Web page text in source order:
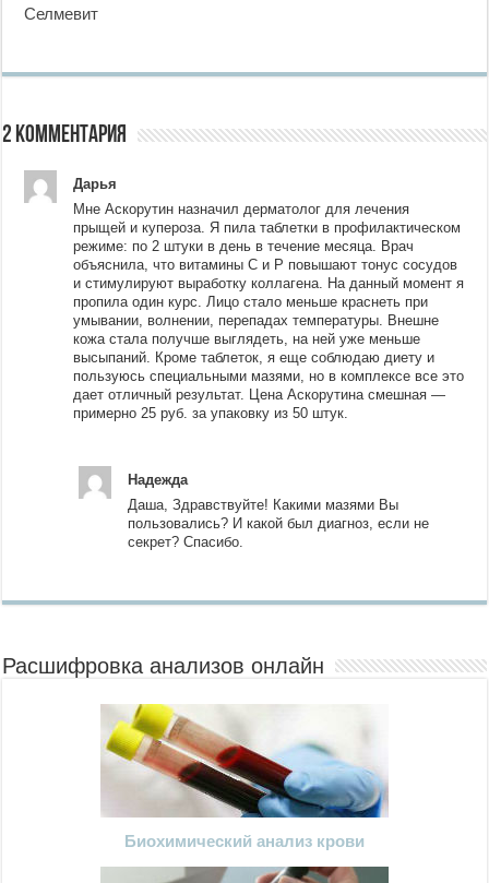
Селмевит
2 комментария
Дарья
Мне Аскорутин назначил дерматолог для лечения
прыщей и купероза. Я пила таблетки в профилактическом
режиме: по 2 штуки в день в течение месяца. Врач
объяснила, что витамины C и P повышают тонус сосудов
и стимулируют выработку коллагена. На данный момент я
пропила один курс. Лицо стало меньше краснеть при
умывании, волнении, перепадах температуры. Внешне
кожа стала получше выглядеть, на ней уже меньше
высыпаний. Кроме таблеток, я еще соблюдаю диету и
пользуюсь специальными мазями, но в комплексе все это
дает отличный результат. Цена Аскорутина смешная —
примерно 25 руб. за упаковку из 50 штук.
Надежда
Даша, Здравствуйте! Какими мазями Вы
пользовались? И какой был диагноз, если не
секрет? Спасибо.
Расшифровка анализов онлайн
Биохимический анализ крови